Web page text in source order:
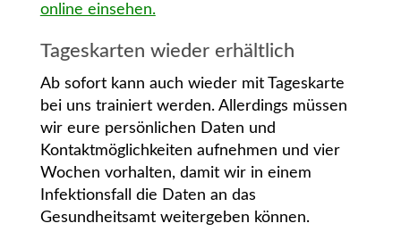
online einsehen.
Tageskarten wieder erhältlich
Ab sofort kann auch wieder mit Tageskarte
bei uns trainiert werden. Allerdings müssen
wir eure persönlichen Daten und
Kontaktmöglichkeiten aufnehmen und vier
Wochen vorhalten, damit wir in einem
Infektionsfall die Daten an das
Gesundheitsamt weitergeben können.